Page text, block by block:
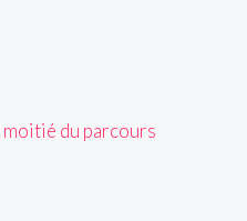
moitié du parcours